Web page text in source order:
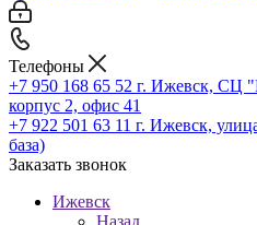
Телефоны
+7 950 168 65 52 г. Ижевск, СЦ
корпус 2, офис 41
+7 922 501 63 11 г. Ижевск,
база)
Заказать звонок
Ижевск
Назад